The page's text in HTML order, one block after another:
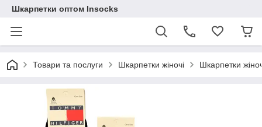
Шкарпетки оптом Insocks
Товари та послуги Шкарпетки жіночі Шкарпетки